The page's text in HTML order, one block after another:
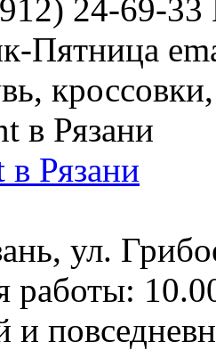
24-69-
Пятница
Рязани
ул.
работы:
и